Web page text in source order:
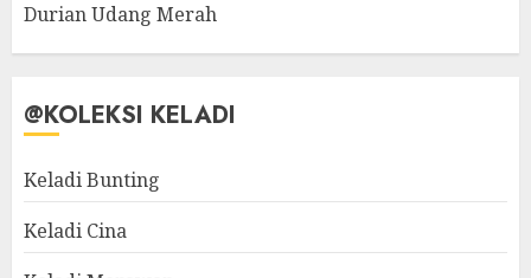
Durian Udang Merah
@KOLEKSI KELADI
Keladi Bunting
Keladi Cina